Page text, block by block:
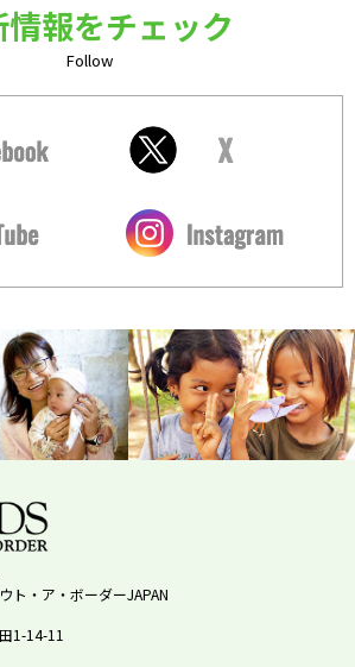
報をチェック
Follow
ト・ア・ボーダーJAPAN
1-14-11